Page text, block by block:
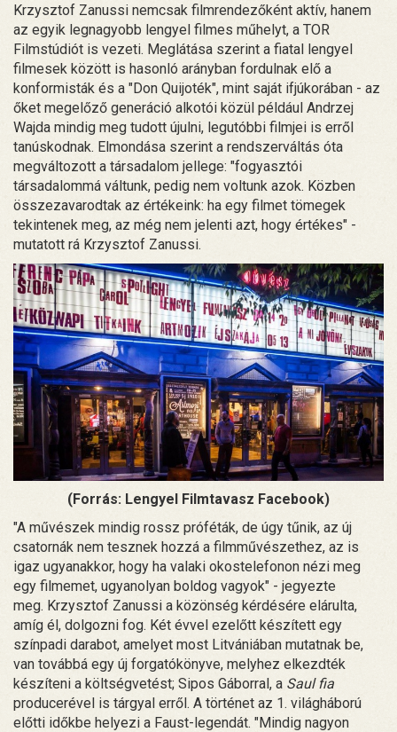
Krzysztof Zanussi nemcsak filmrendezőként aktív, hanem
az egyik legnagyobb lengyel filmes műhelyt, a TOR
Filmstúdiót is vezeti. Meglátása szerint a fiatal lengyel
filmesek között is hasonló arányban fordulnak elő a
konformisták és a "Don Quijoték", mint saját ifjúkorában - az
őket megelőző generáció alkotói közül például Andrzej
Wajda mindig meg tudott újulni, legutóbbi filmjei is erről
tanúskodnak. Elmondása szerint a rendszerváltás óta
megváltozott a társadalom jellege: "fogyasztói
társadalommá váltunk, pedig nem voltunk azok. Közben
összezavarodtak az értékeink: ha egy filmet tömegek
tekintenek meg, az még nem jelenti azt, hogy értékes" -
mutatott rá Krzysztof Zanussi.
(Forrás: Lengyel Filmtavasz Facebook)
"A művészek mindig rossz próféták, de úgy tűnik, az új
csatornák nem tesznek hozzá a filmművészethez, az is
igaz ugyanakkor, hogy ha valaki okostelefonon nézi meg
egy filmemet, ugyanolyan boldog vagyok" - jegyezte
meg. Krzysztof Zanussi a közönség kérdésére elárulta,
amíg él, dolgozni fog. Két évvel ezelőtt készített egy
színpadi darabot, amelyet most Litvániában mutatnak be,
van továbbá egy új forgatókönyve, melyhez elkezdték
készíteni a költségvetést; Sipos Gáborral, a Saul fia
producerével is tárgyal erről. A történet az 1. világháború
előtti időkbe helyezi a Faust-legendát. "Mindig nagyon